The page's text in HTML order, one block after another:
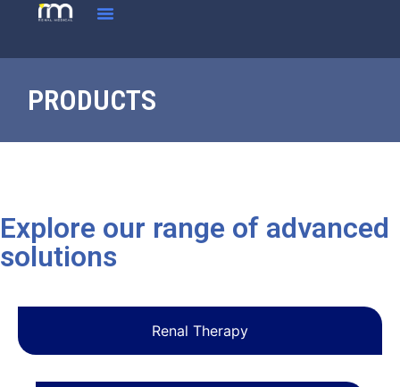
PRODUCTS
Explore our range of advanced
solutions
Renal Therapy